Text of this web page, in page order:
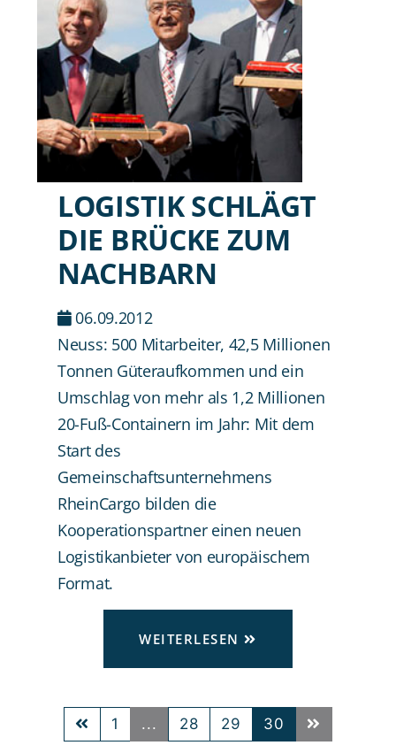
LOGISTIK SCHLÄGT
DIE BRÜCKE ZUM
NACHBARN
06.09.2012
Neuss: 500 Mitarbeiter, 42,5 Millionen
Tonnen Güteraufkommen und ein
Umschlag von mehr als 1,2 Millionen
20-Fuß-Containern im Jahr: Mit dem
Start des
Gemeinschaftsunternehmens
RheinCargo bilden die
Kooperationspartner einen neuen
Logistikanbieter von europäischem
Format.
WEITERLESEN
1 ... 28 29 30